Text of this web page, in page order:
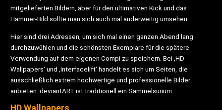
mitgelieferten Bildern, aber für den ultimativen Kick und das
Hammer-Bild sollte man sich auch mal anderweitig umsehen.
Hier sind drei Adressen, um sich mal einen ganzen Abend lang
durchzuwühlen und die schönsten Exemplare für die spätere
Verwendung auf dem eigenen Compi zu speichern. Bei ‚HD
Wallpapers‘ und ‚Interfacelift‘ handelt es sich um Seiten, die
ausschließlich extrem hochwertige und professionelle Bilder
anbieten. deviantART ist traditionell ein Sammelsurium.